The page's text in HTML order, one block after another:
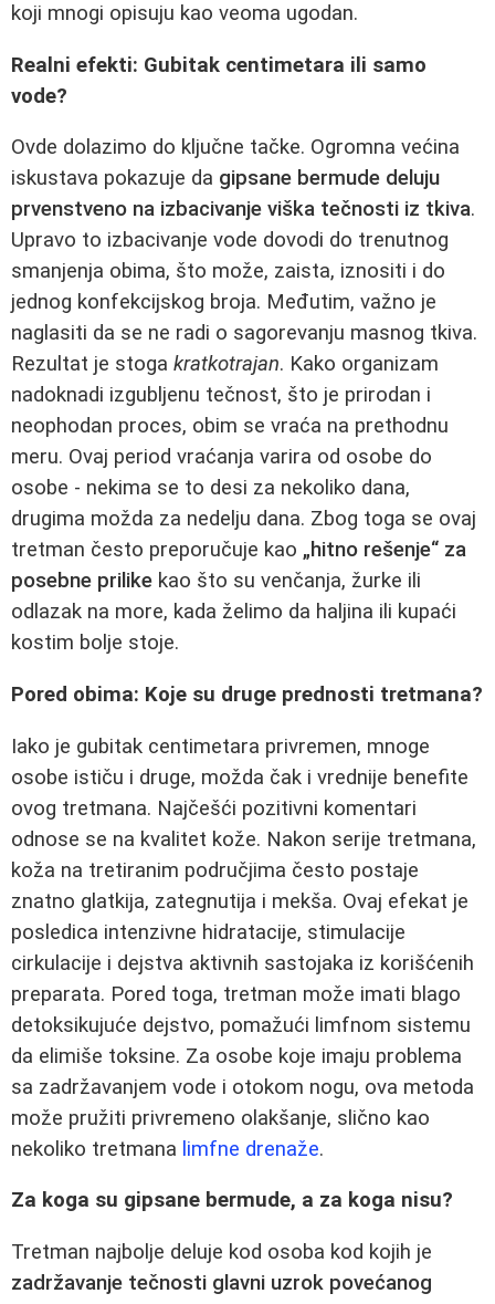
koji mnogi opisuju kao veoma ugodan.
Realni efekti: Gubitak centimetara ili samo
vode?
Ovde dolazimo do ključne tačke. Ogromna većina
iskustava pokazuje da gipsane bermude deluju
prvenstveno na izbacivanje viška tečnosti iz tkiva.
Upravo to izbacivanje vode dovodi do trenutnog
smanjenja obima, što može, zaista, iznositi i do
jednog konfekcijskog broja. Međutim, važno je
naglasiti da se ne radi o sagorevanju masnog tkiva.
Rezultat je stoga kratkotrajan. Kako organizam
nadoknadi izgubljenu tečnost, što je prirodan i
neophodan proces, obim se vraća na prethodnu
meru. Ovaj period vraćanja varira od osobe do
osobe - nekima se to desi za nekoliko dana,
drugima možda za nedelju dana. Zbog toga se ovaj
tretman često preporučuje kao „hitno rešenje“ za
posebne prilike kao što su venčanja, žurke ili
odlazak na more, kada želimo da haljina ili kupaći
kostim bolje stoje.
Pored obima: Koje su druge prednosti tretmana?
Iako je gubitak centimetara privremen, mnoge
osobe ističu i druge, možda čak i vrednije benefite
ovog tretmana. Najčešći pozitivni komentari
odnose se na kvalitet kože. Nakon serije tretmana,
koža na tretiranim područjima često postaje
znatno glatkija, zategnutija i mekša. Ovaj efekat je
posledica intenzivne hidratacije, stimulacije
cirkulacije i dejstva aktivnih sastojaka iz korišćenih
preparata. Pored toga, tretman može imati blago
detoksikujuće dejstvo, pomažući limfnom sistemu
da elimiše toksine. Za osobe koje imaju problema
sa zadržavanjem vode i otokom nogu, ova metoda
može pružiti privremeno olakšanje, slično kao
nekoliko tretmana limfne drenaže.
Za koga su gipsane bermude, a za koga nisu?
Tretman najbolje deluje kod osoba kod kojih je
zadržavanje tečnosti glavni uzrok povećanog